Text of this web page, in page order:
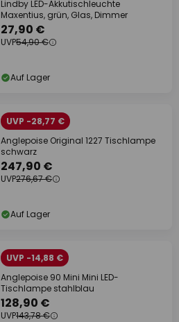
Lindby LED-Akkutischleuchte
Maxentius, grün, Glas, Dimmer
27,90 €
UVP54,90 €
Auf Lager
UVP -28,77 €
Anglepoise Original 1227 Tischlampe
schwarz
247,90 €
UVP276,67 €
Auf Lager
UVP -14,88 €
Anglepoise 90 Mini Mini LED-
Tischlampe stahlblau
128,90 €
UVP143,78 €